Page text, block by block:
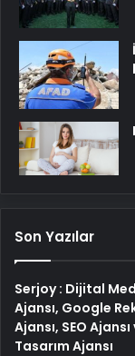
Son Yazılar
Serjoy : Dijital
Ajansı, Google
Ajansı, SEO
Tasarım Ajansı